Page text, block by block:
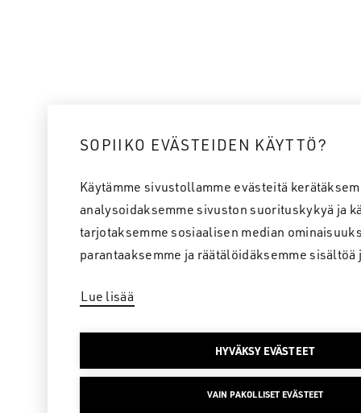
SOPIIKO EVÄSTEIDEN KÄYTTÖ?
Käytämme sivustollamme evästeitä
analysoidaksemme sivuston suorituskykyä ja
tarjotaksemme sosiaalisen median
parantaaksemme ja räätälöidäksemme sisältöä
Lue lisää
HYVÄKSY EVÄSTEET
VAIN PAKOLLISET EVÄSTEET